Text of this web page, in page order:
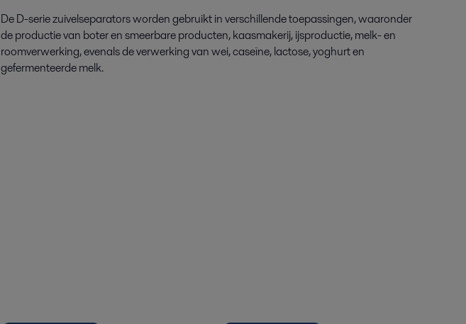
De D-serie zuivelseparators worden gebruikt in verschillende toepassingen, waaronder
de productie van boter en smeerbare producten, kaasmakerij, ijsproductie, melk- en
roomverwerking, evenals de verwerking van wei, caseïne, lactose, yoghurt en
gefermenteerde melk.